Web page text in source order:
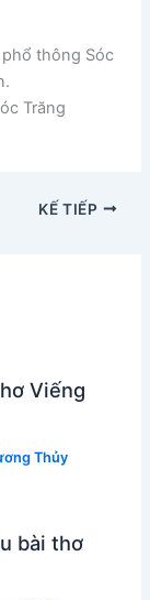
thông Sóc
Trăng
KẾ TIẾP
Viếng
Thủy
bài thơ